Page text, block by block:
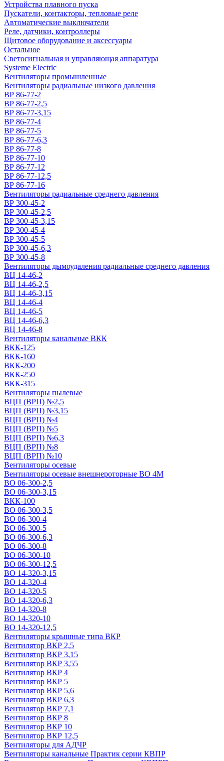
Устройства плавного пуска
Пускатели, контакторы, тепловые реле
Автоматические выключатели
Реле, датчики, контроллеры
Щитовое оборудование и аксессуары
Остальное
Светосигнальная и управляющая аппаратура
Systeme Electric
Вентиляторы промышленные
Вентиляторы радиальные низкого давления
ВР 86-77-2
ВР 86-77-2,5
ВР 86-77-3,15
ВР 86-77-4
ВР 86-77-5
ВР 86-77-6,3
ВР 86-77-8
ВР 86-77-10
ВР 86-77-12
ВР 86-77-12,5
ВР 86-77-16
Вентиляторы радиальные среднего давления
ВР 300-45-2
ВР 300-45-2,5
ВР 300-45-3,15
ВР 300-45-4
ВР 300-45-5
ВР 300-45-6,3
ВР 300-45-8
Вентиляторы дымоудаления радиальные среднего давления
ВЦ 14-46-2
ВЦ 14-46-2,5
ВЦ 14-46-3,15
ВЦ 14-46-4
ВЦ 14-46-5
ВЦ 14-46-6,3
ВЦ 14-46-8
Вентиляторы канальные ВКК
ВКК-125
ВКК-160
ВКК-200
ВКК-250
ВКК-315
Вентиляторы пылевые
ВЦП (ВРП) №2,5
ВЦП (ВРП) №3,15
ВЦП (ВРП) №4
ВЦП (ВРП) №5
ВЦП (ВРП) №6,3
ВЦП (ВРП) №8
ВЦП (ВРП) №10
Вентиляторы осевые
Вентиляторы осевые внешнероторные ВО 4М
ВО 06-300-2,5
ВО 06-300-3,15
ВКК-100
ВО 06-300-3,5
ВО 06-300-4
ВО 06-300-5
ВО 06-300-6,3
ВО 06-300-8
ВО 06-300-10
ВО 06-300-12,5
ВО 14-320-3,15
ВО 14-320-4
ВО 14-320-5
ВО 14-320-6,3
ВО 14-320-8
ВО 14-320-10
ВО 14-320-12,5
Вентиляторы крышные типа ВКР
Вентилятор ВКР 2,5
Вентилятор ВКР 3,15
Вентилятор ВКР 3,55
Вентилятор ВКР 4
Вентилятор ВКР 5
Вентилятор ВКР 5,6
Вентилятор ВКР 6,3
Вентилятор ВКР 7,1
Вентилятор ВКР 8
Вентилятор ВКР 10
Вентилятор ВКР 12,5
Вентиляторы для АДЧР
Вентиляторы канальные Практик серии КВПР